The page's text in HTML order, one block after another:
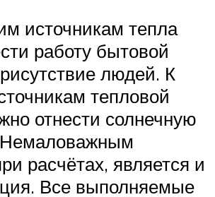
источникам тепла
работу бытовой
людей. К
тепловой
отнести солнечную
расчётах, является и
Все выполняемые